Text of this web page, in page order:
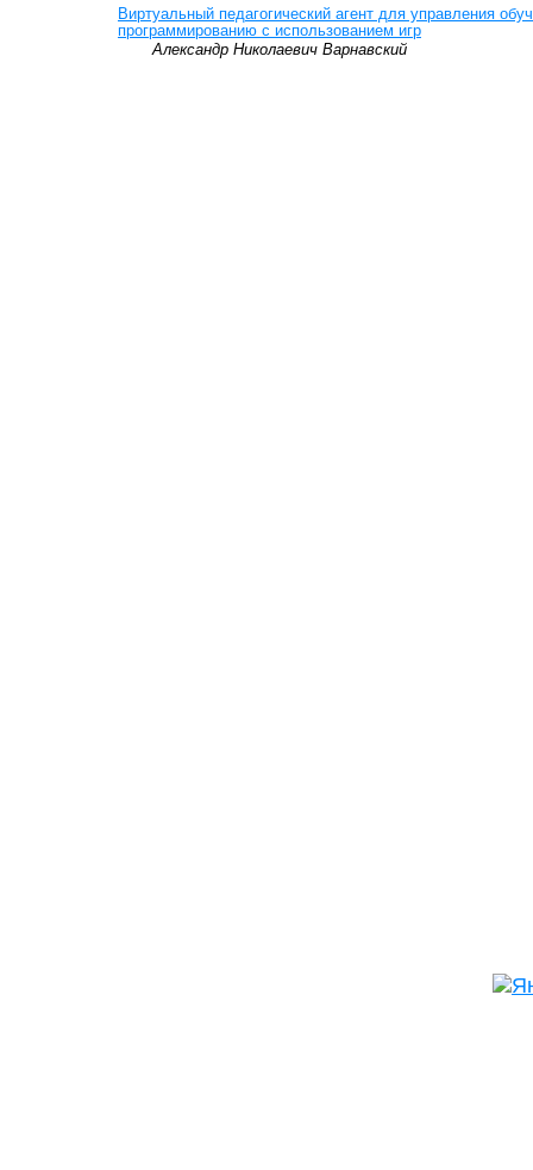
Виртуальный педагогический агент для управления
программированию с использованием игр
Александр Николаевич Варнавский